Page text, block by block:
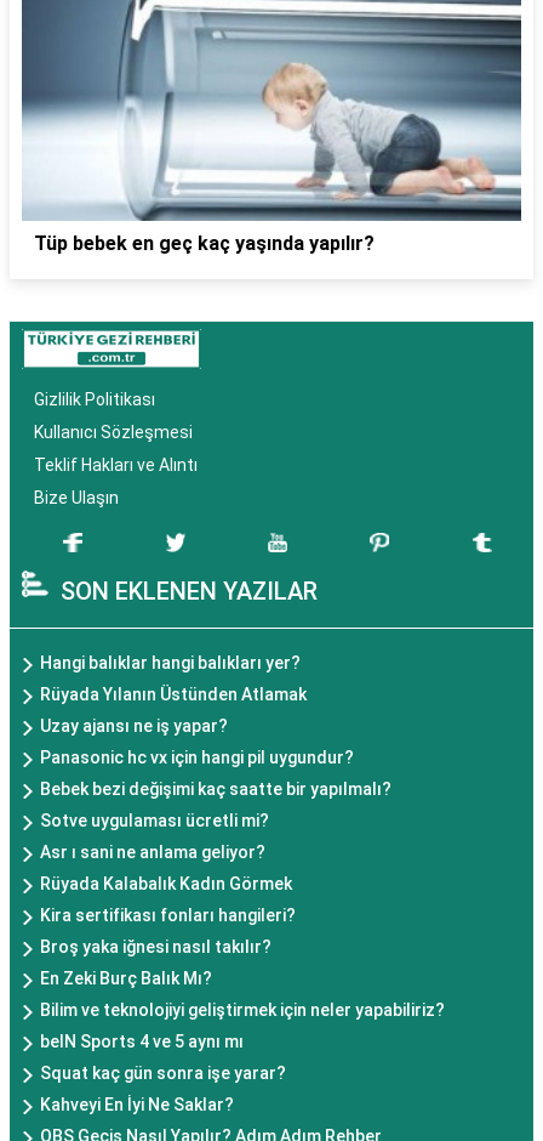
Tüp bebek en geç kaç yaşında yapılır?
Gizlilik Politikası
Kullanıcı Sözleşmesi
Teklif Hakları ve Alıntı
Bize Ulaşın
SON EKLENEN YAZILAR
Hangi balıklar hangi balıkları yer?
Rüyada Yılanın Üstünden Atlamak
Uzay ajansı ne iş yapar?
Panasonic hc vx için hangi pil uygundur?
Bebek bezi değişimi kaç saatte bir yapılmalı?
Sotve uygulaması ücretli mi?
Asr ı sani ne anlama geliyor?
Rüyada Kalabalık Kadın Görmek
Kira sertifikası fonları hangileri?
Broş yaka iğnesi nasıl takılır?
En Zeki Burç Balık Mı?
Bilim ve teknolojiyi geliştirmek için neler yapabiliriz?
beIN Sports 4 ve 5 aynı mı
Squat kaç gün sonra işe yarar?
Kahveyi En İyi Ne Saklar?
OBS Geçiş Nasıl Yapılır? Adım Adım Rehber